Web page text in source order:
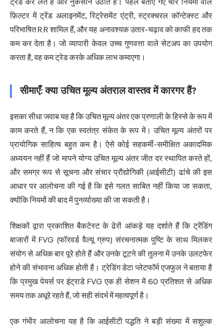
फ़िल्टर में ट्रेंड अलाइनमेंट, रिट्रेसमेंट एंट्री, स्ट्रक्चरल कॉन्टेक्स्ट और
परिभाषित R:R शामिल हैं, और यह अनावश्यक उतार-चढ़ाव को काफी हद तक
कम कर देता है। जो व्यापारी केवल उच्च गुणवत्ता वाले सेटअप का उपयोग
करता है, वह कम ट्रेड करके अधिक लाभ कमाएगा।
सीमाएँ: क्या उचित मूल्य अंतराल वास्तव में कारगर हैं?
इसका सीधा जवाब यह है कि उचित मूल्य अंतर एक प्रणाली के हिस्से के रूप में
काम करते हैं, न कि एक स्वतंत्र संकेत के रूप में। उचित मूल्य अंतरों पर
प्रायोगिक साहित्य बहुत कम है। ऐसे कोई सहकर्मी-समीक्षित अकादमिक
अध्ययन नहीं हैं जो मापने योग्य उचित मूल्य अंतर जीत दर स्थापित करते हों,
और समग्र रूप से सूचना और संचार प्रौद्योगिकी (आईसीटी) ढांचे की इस
आधार पर आलोचना की गई है कि इसे गलत साबित नहीं किया जा सकता,
क्योंकि नियमों की बाद में पुनर्व्याख्या की जा सकती है।
शिक्षकों द्वारा प्रकाशित बैकटेस्ट के ढेरों आंकड़े यह दर्शाते हैं कि ट्रेंडिंग
बाजारों में FVG (फॉरवर्ड वैल्यू ग्रुप) संरचनात्मक पुष्टि के साथ मिलकर
संयोग से अधिक बार पूरे होते हैं और उनके टूटने की तुलना में उनके उलटफेर
होने की संभावना अधिक होती है। ट्रेडिंग डेटा प्लेटफॉर्म एजफुल ने बताया है
कि प्रमुख पेयर्स पर इंट्राडे FVG एक ही सेशन में 60 प्रतिशत से अधिक
समय तक अधूरे रहते हैं, जो सही संदर्भ में महत्वपूर्ण है।
एक गंभीर आलोचना यह है कि आईसीटी पद्धति ने बड़ी संख्या में सशुल्क